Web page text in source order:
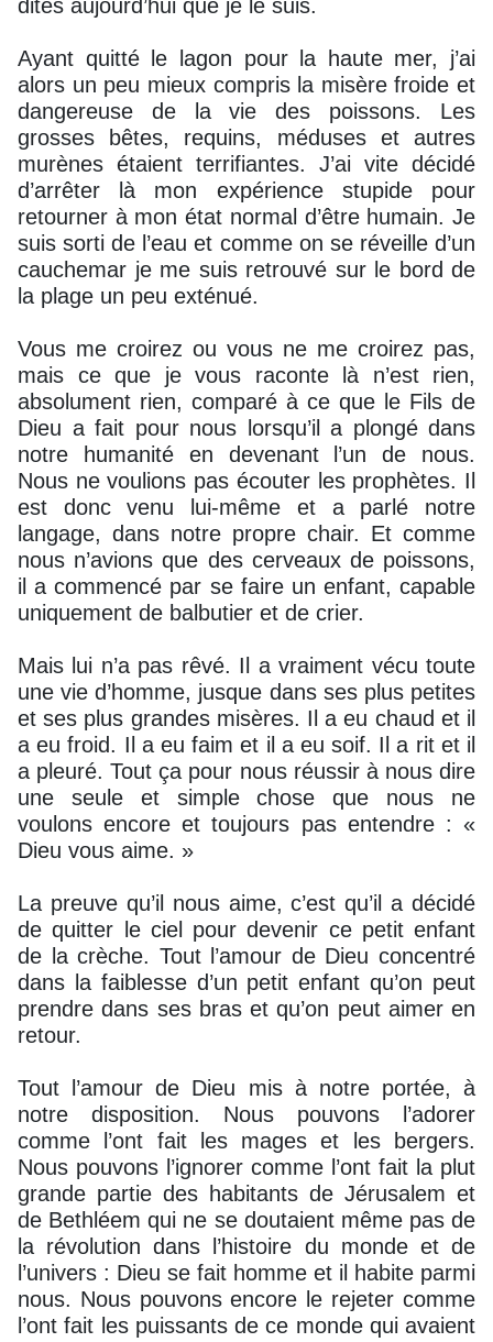
dites aujourd’hui que je le suis.
Ayant quitté le lagon pour la haute mer, j’ai
alors un peu mieux compris la misère froide et
dangereuse de la vie des poissons. Les
grosses bêtes, requins, méduses et autres
murènes étaient terrifiantes. J’ai vite décidé
d’arrêter là mon expérience stupide pour
retourner à mon état normal d’être humain. Je
suis sorti de l’eau et comme on se réveille d’un
cauchemar je me suis retrouvé sur le bord de
la plage un peu exténué.
Vous me croirez ou vous ne me croirez pas,
mais ce que je vous raconte là n’est rien,
absolument rien, comparé à ce que le Fils de
Dieu a fait pour nous lorsqu’il a plongé dans
notre humanité en devenant l’un de nous.
Nous ne voulions pas écouter les prophètes. Il
est donc venu lui-même et a parlé notre
langage, dans notre propre chair. Et comme
nous n’avions que des cerveaux de poissons,
il a commencé par se faire un enfant, capable
uniquement de balbutier et de crier.
Mais lui n’a pas rêvé. Il a vraiment vécu toute
une vie d’homme, jusque dans ses plus petites
et ses plus grandes misères. Il a eu chaud et il
a eu froid. Il a eu faim et il a eu soif. Il a rit et il
a pleuré. Tout ça pour nous réussir à nous dire
une seule et simple chose que nous ne
voulons encore et toujours pas entendre : «
Dieu vous aime. »
La preuve qu’il nous aime, c’est qu’il a décidé
de quitter le ciel pour devenir ce petit enfant
de la crèche. Tout l’amour de Dieu concentré
dans la faiblesse d’un petit enfant qu’on peut
prendre dans ses bras et qu’on peut aimer en
retour.
Tout l’amour de Dieu mis à notre portée, à
notre disposition. Nous pouvons l’adorer
comme l’ont fait les mages et les bergers.
Nous pouvons l’ignorer comme l’ont fait la plut
grande partie des habitants de Jérusalem et
de Bethléem qui ne se doutaient même pas de
la révolution dans l’histoire du monde et de
l’univers : Dieu se fait homme et il habite parmi
nous. Nous pouvons encore le rejeter comme
l’ont fait les puissants de ce monde qui avaient